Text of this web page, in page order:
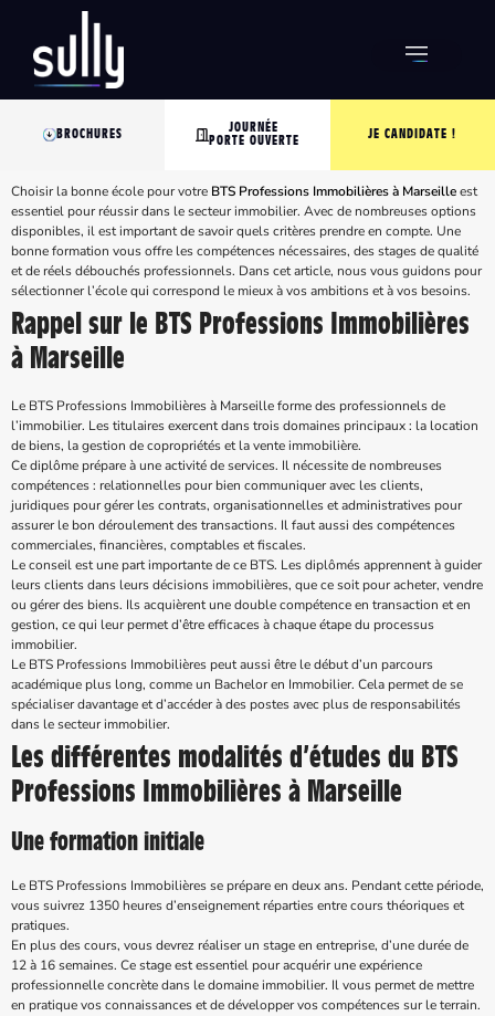
BROCHURES
JOURNÉE
PORTE OUVERTE
JE CANDIDATE !
Choisir la bonne école pour votre BTS Professions Immobilières à Marseilleest
essentiel pour réussir dans le secteur immobilier. Avec de nombreuses options
disponibles, il est important de savoir quels critères prendre en compte. Une
bonne formation vous offre les compétences nécessaires, des stages de qualité
et de réels débouchés professionnels. Dans cet article, nous vous guidons pour
sélectionner l’école qui correspond le mieux à vos ambitions et à vos besoins.
Rappel sur le BTS Professions Immobilières
à Marseille
Le BTS Professions Immobilières à Marseille forme des professionnels de
l’immobilier. Les titulaires exercent dans trois domaines principaux : la location
de biens, la gestion de copropriétés et la vente immobilière.
Ce diplôme prépare à une activité de services. Il nécessite de nombreuses
compétences : relationnelles pour bien communiquer avec les clients,
juridiques pour gérer les contrats, organisationnelles et administratives pour
assurer le bon déroulement des transactions. Il faut aussi des compétences
commerciales, financières, comptables et fiscales.
Le conseil est une part importante de ce BTS. Les diplômés apprennent à guider
leurs clients dans leurs décisions immobilières, que ce soit pour acheter, vendre
ou gérer des biens. Ils acquièrent une double compétence en transaction et en
gestion, ce qui leur permet d’être efficaces à chaque étape du processus
immobilier.
Le BTS Professions Immobilières peut aussi être le début d’un parcours
académique plus long, comme un Bachelor en Immobilier. Cela permet de se
spécialiser davantage et d’accéder à des postes avec plus de responsabilités
dans le secteur immobilier.
Les différentes modalités d’études du BTS
Professions Immobilières à Marseille
Une formation initiale
Le BTS Professions Immobilières se prépare en deux ans. Pendant cette période,
vous suivrez 1350 heures d’enseignement réparties entre cours théoriques et
pratiques.
En plus des cours, vous devrez réaliser un stage en entreprise, d’une durée de
12 à 16 semaines. Ce stage est essentiel pour acquérir une expérience
professionnelle concrète dans le domaine immobilier. Il vous permet de mettre
en pratique vos connaissances et de développer vos compétences sur le terrain.